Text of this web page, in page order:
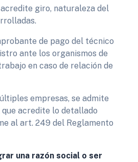
giro, naturaleza del
de pago del técnico
ante los organismos de
en caso de relación de
empresas, se admite
acredite lo detallado
al art. 249 del Reglamento
una razón social o ser